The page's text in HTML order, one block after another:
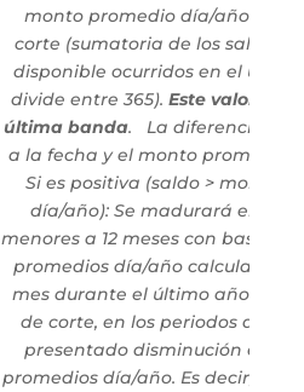
monto promedio día/año a la
corte (sumatoria de los saldos
disponible ocurridos en el
divide entre 365). Este valor se
última banda.
La diferencia
a la fecha y el monto promedio
Si es positiva (saldo > monto
día/año): Se madurará en las
menores a 12 meses con base en
promedios día/año calculados
mes durante el último año
de corte, en los periodos
presentado disminución en
promedios día/año. Es decir, se